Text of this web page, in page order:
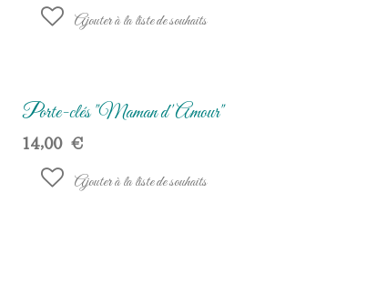
Ajouter à la liste de souhaits
Porte-clés "Maman d'Amour"
14,00€
Ajouter à la liste de souhaits